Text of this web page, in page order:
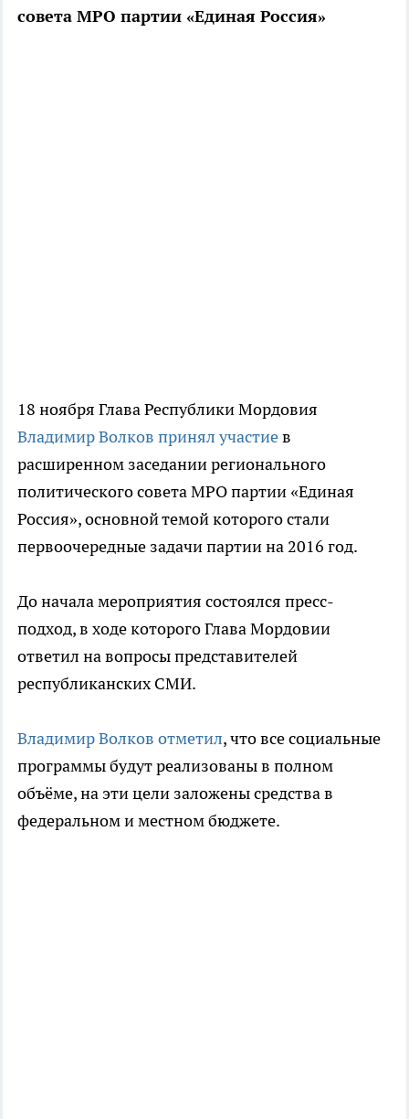
совета МРО партии «Единая Россия»
18 ноября Глава Республики Мордовия
Владимир Волков принял участиев
расширенном заседании регионального
политического совета МРО партии «Единая
Россия», основной темой которого стали
первоочередные задачи партии на 2016 год.
До начала мероприятия состоялся пресс-
подход, в ходе которого Глава Мордовии
ответил на вопросы представителей
республиканских СМИ.
Владимир Волков отметил, что все социальные
программы будут реализованы в полном
объёме, на эти цели заложены средства в
федеральном и местном бюджете.